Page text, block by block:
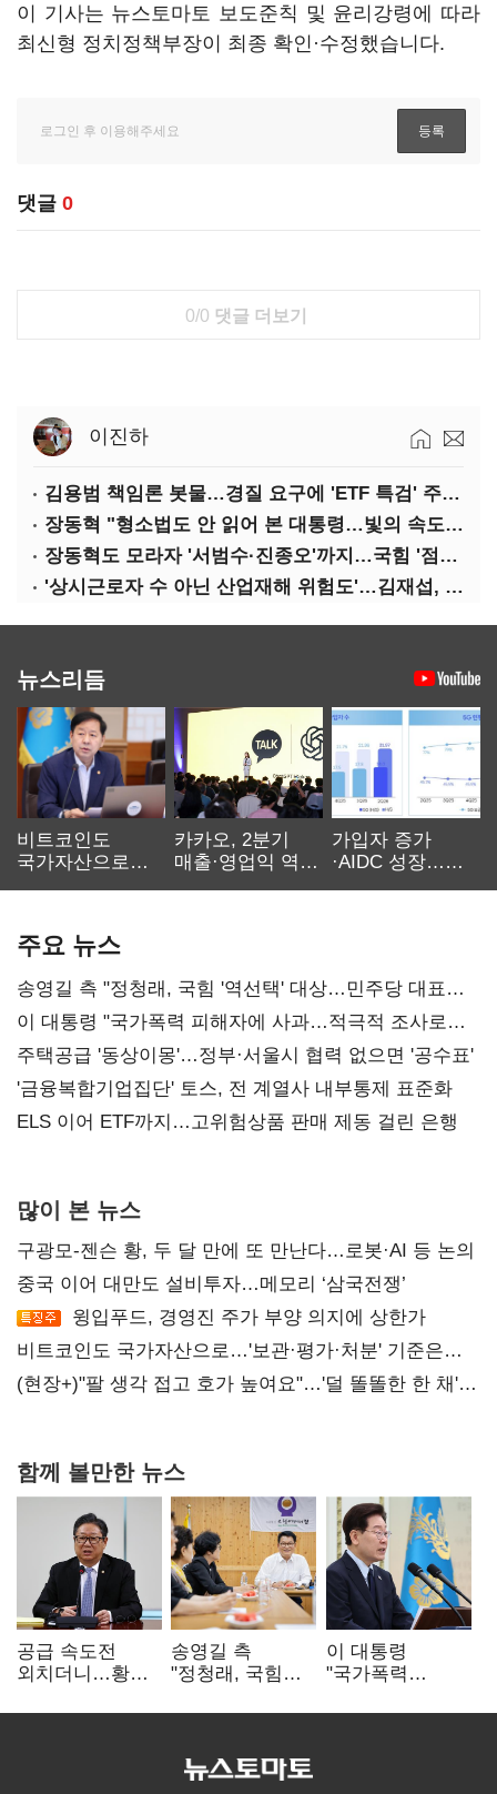
이 기사는 뉴스토마토 보도준칙 및 윤리강령에 따라
최신형 정치정책부장이 최종 확인·수정했습니다.
댓글 0
0/0 댓글 더보기
이진하
김용범 책임론 봇물…경질 요구에 'ETF 특검' 주장까지
장동혁 "형소법도 안 읽어 본 대통령…빛의 속도로 무너질 것"
장동혁도 모라자 '서범수·진종오'까지…국힘 '점입가경'
'상시근로자 수 아닌 산업재해 위험도'…김재섭, 산재예방 지원기준 손질
뉴스리듬
비트코인도
국가자산으로…'
카카오, 2분기
매출·영업익 역대
가입자 증가
·AIDC 성장…
주요 뉴스
송영길 측 "정청래, 국힘 '역선택' 대상…민주당 대표로
총선 지휘 못해"
이 대통령 "국가폭력 피해자에 사과…적극적 조사로
진실 밝혀야"
주택공급 '동상이몽'…정부·서울시 협력 없으면 '공수표'
'금융복합기업집단' 토스, 전 계열사 내부통제 표준화
ELS 이어 ETF까지…고위험상품 판매 제동 걸린 은행
많이 본 뉴스
구광모-젠슨 황, 두 달 만에 또 만난다…로봇·AI 등 논의
중국 이어 대만도 설비투자…메모리 ‘삼국전쟁’
윙입푸드, 경영진 주가 부양 의지에 상한가
비트코인도 국가자산으로…'보관·평가·처분' 기준은
숙제
(현장+)"팔 생각 접고 호가 높여요"…'덜 똘똘한 한 채'
함께 볼만한 뉴스
공급 속도전
외치더니…황희,
리모델링' 제안
송영길 측
"정청래, 국힘
민주당 대표로
이 대통령
"국가폭력
적극적 조사로